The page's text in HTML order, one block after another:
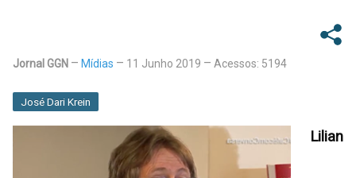
Jornal GGN Mídias 11 Junho 2019 Acessos: 5194
José Dari Krein
Lilian